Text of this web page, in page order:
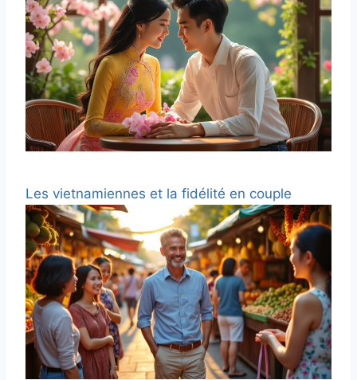
Les vietnamiennes et la fidélité en couple